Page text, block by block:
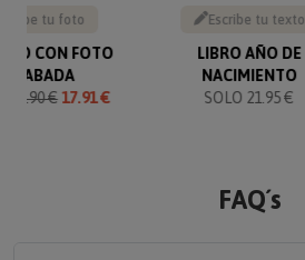
Sube tu foto
CON FOTO
GRABADA
19.90 €17.91 €
Escribe tu texto
LIBRO AÑO DE
NACIMIENTO
SOLO 21.95 €
FAQ´s